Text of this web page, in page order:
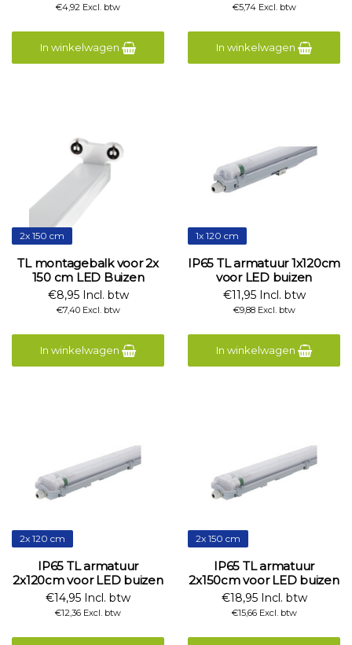
€4,92 Excl. btw
In winkelwagen
€5,74 Excl. btw
In winkelwagen
2x 150 cm
TL montagebalk voor 2x
150 cm LED Buizen
€8,95 Incl. btw
€7,40 Excl. btw
In winkelwagen
1x 120 cm
IP65 TL armatuur 1x120cm
voor LED buizen
€11,95 Incl. btw
€9,88 Excl. btw
In winkelwagen
2x 120 cm
IP65 TL armatuur
2x120cm voor LED buizen
€14,95 Incl. btw
€12,36 Excl. btw
2x 150 cm
IP65 TL armatuur
2x150cm voor LED buizen
€18,95 Incl. btw
€15,66 Excl. btw